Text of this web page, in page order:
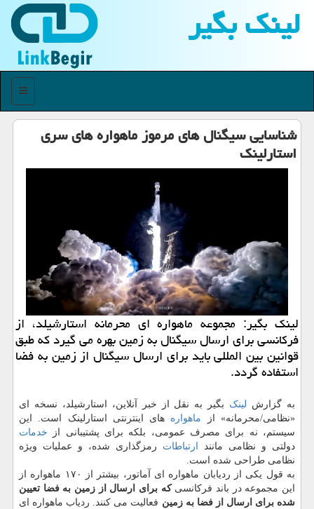
لینك بگیر
منو
شناسایی سیگنال های مرموز ماهواره های سری
استارلینک
لینک بگیر: مجموعه ماهواره ای محرمانه استارشیلد، از
فرکانسی برای ارسال سیگنال به زمین بهره می گیرد که طبق
قوانین بین المللی باید برای ارسال سیگنال از زمین به فضا
استفاده گردد.
به گزارش لینک بگیر به نقل از خبر آنلاین، استارشیلد، نسخه ای
«نظامی/محرمانه» از ماهواره های اینترنتی استارلینک است. این
سیستم، نه برای مصرف عمومی، بلکه برای پشتیبانی از خدمات
دولتی و نظامی مانند
ارتباطات رمزگذاری شده، و عملیات ویژه
نظامی طراحی شده است.
به قول یکی از ردیابان ماهواره ای آماتور، بیشتر از ۱۷۰ ماهواره از
این مجموعه در باند فرکانسیکه برای ارسال از زمین به فضا تعیین
شده برای ارسال از فضا به زمین فعالیت می کنند. ردیاب ماهواره ای